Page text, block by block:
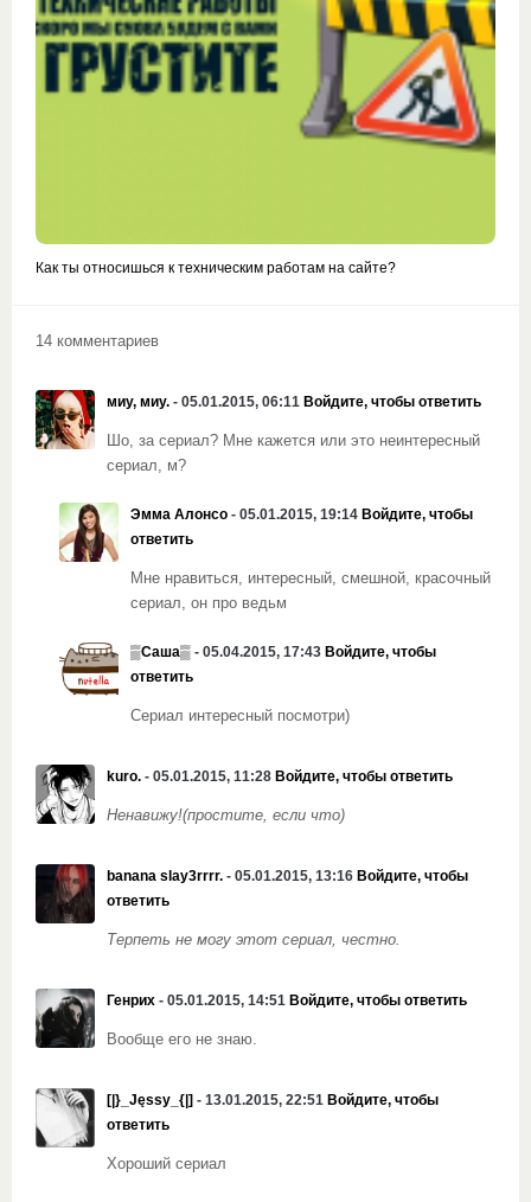
Как ты относишься к техническим работам на сайте?
14 комментариев
миу, миу. - 05.01.2015, 06:11 Войдите, чтобы ответить
Шо, за сериал? Мне кажется или это неинтересный
сериал, м?
Эмма Алонсо - 05.01.2015, 19:14 Войдите, чтобы
ответить
Мне нравиться, интересный, смешной, красочный
сериал, он про ведьм
▒Саша▒ - 05.04.2015, 17:43 Войдите, чтобы
ответить
Сериал интересный посмотри)
kuro. - 05.01.2015, 11:28 Войдите, чтобы ответить
Ненавижу!(простите, если что)
banana slay3rrrr. - 05.01.2015, 13:16 Войдите, чтобы
ответить
Терпеть не могу этот сериал, честно.
Генрих - 05.01.2015, 14:51 Войдите, чтобы ответить
Вообще его не знаю.
[|}_Jęssy_{|] - 13.01.2015, 22:51 Войдите, чтобы
ответить
Хороший сериал